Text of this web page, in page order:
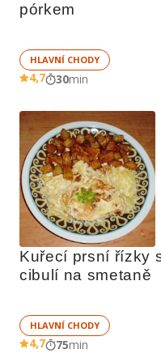
pórkem
HLAVNÍ CHODY
4,7 30min
Kuřecí prsní řízky
cibulí na smetaně
HLAVNÍ CHODY
4,7 75min